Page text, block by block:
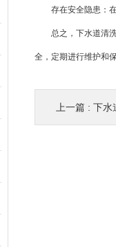
存在安全隐患：在
总之，下水道清洗
全，定期进行维护和
上一篇 : 下水道